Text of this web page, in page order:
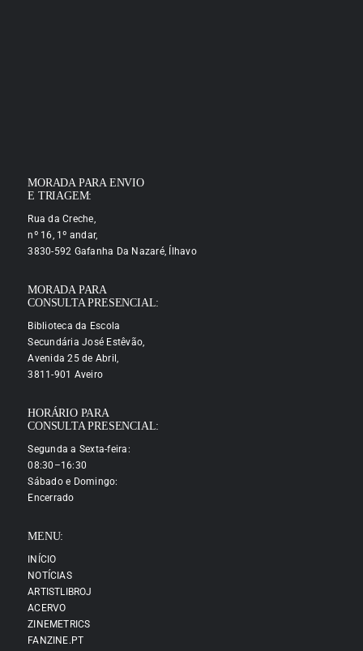
MORADA PARA ENVIO
E TRIAGEM:
Rua da Creche,
nº 16, 1º andar,
3830-592 Gafanha Da Nazaré, Ílhavo
MORADA PARA
CONSULTA PRESENCIAL:
Biblioteca da Escola
Secundária José Estêvão,
Avenida 25 de Abril,
3811-901 Aveiro
HORÁRIO PARA
CONSULTA PRESENCIAL:
Segunda a Sexta-feira:
08:30–16:30
Sábado e Domingo:
Encerrado
MENU:
INÍCIO
NOTÍCIAS
ARTISTLIBROJ
ACERVO
ZINEMETRICS
FANZINE.PT